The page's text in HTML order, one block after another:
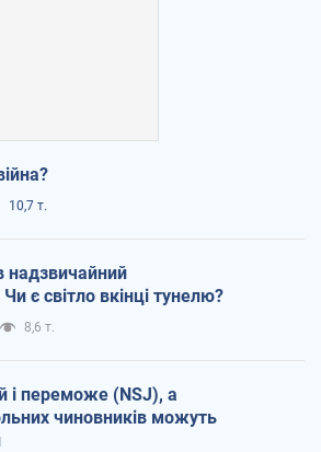
10,7 т.
надзвичайний
є світло вкінці тунелю?
8,6 т.
і переможе (NSJ), а
чиновників можуть